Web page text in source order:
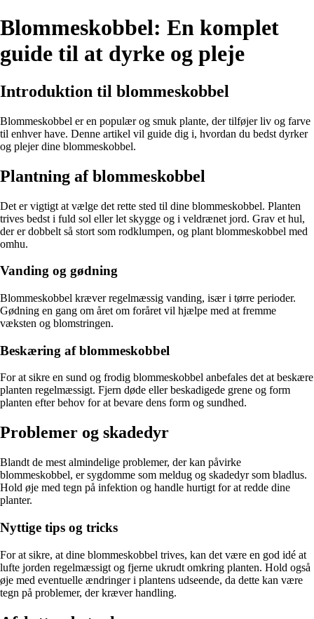
Blommeskobbel: En komplet
guide til at dyrke og pleje
Introduktion til blommeskobbel
Blommeskobbel er en populær og smuk plante, der tilføjer liv og farve
til enhver have. Denne artikel vil guide dig i, hvordan du bedst dyrker
og plejer dine blommeskobbel.
Plantning af blommeskobbel
Det er vigtigt at vælge det rette sted til dine blommeskobbel. Planten
trives bedst i fuld sol eller let skygge og i veldrænet jord. Grav et hul,
der er dobbelt så stort som rodklumpen, og plant blommeskobbel med
omhu.
Vanding og gødning
Blommeskobbel kræver regelmæssig vanding, især i tørre perioder.
Gødning en gang om året om foråret vil hjælpe med at fremme
væksten og blomstringen.
Beskæring af blommeskobbel
For at sikre en sund og frodig blommeskobbel anbefales det at beskære
planten regelmæssigt. Fjern døde eller beskadigede grene og form
planten efter behov for at bevare dens form og sundhed.
Problemer og skadedyr
Blandt de mest almindelige problemer, der kan påvirke
blommeskobbel, er sygdomme som meldug og skadedyr som bladlus.
Hold øje med tegn på infektion og handle hurtigt for at redde dine
planter.
Nyttige tips og tricks
For at sikre, at dine blommeskobbel trives, kan det være en god idé at
lufte jorden regelmæssigt og fjerne ukrudt omkring planten. Hold også
øje med eventuelle ændringer i plantens udseende, da dette kan være
tegn på problemer, der kræver handling.